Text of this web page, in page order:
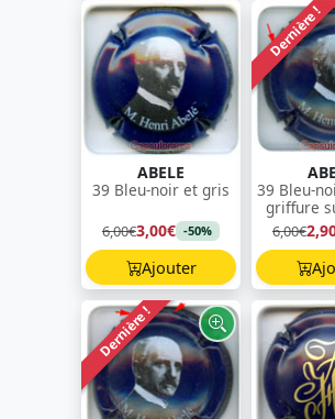
ABELE
39 Bleu-noir et gris
6,00€3,00€ -50%
Ajouter
Dernière !
39 Bleu-
griffure
6,00€
Dernière !